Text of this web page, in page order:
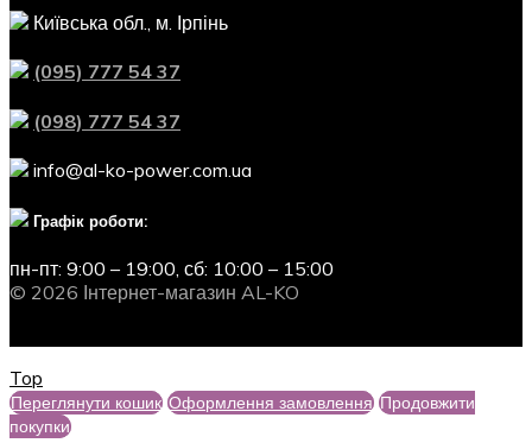
Київська обл., м. Ірпінь
(095) 777 54 37
(098) 777 54 37
info@al-ko-power.com.ua
Графік роботи:
пн-пт: 9:00 – 19:00, сб: 10:00 – 15:00
© 2026 Інтернет-магазин AL-KO
Top
Переглянути кошик Оформлення замовлення Продовжити
покупки